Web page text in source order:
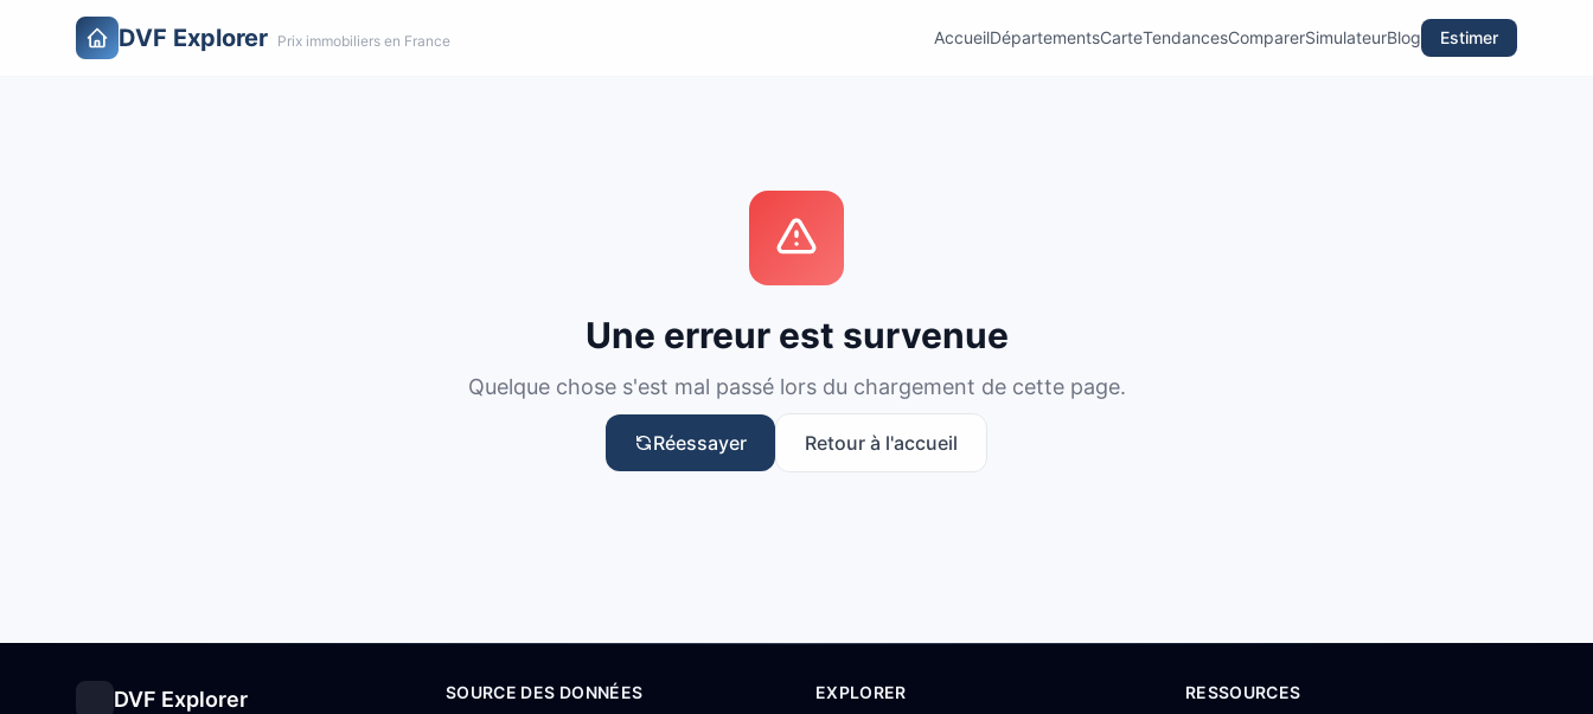
DVF Explorer Prix immobiliers en France AccueilDépartementsCarteTendancesComparerSimulateurBlog Estimer
Une erreur est survenue
Quelque chose s'est mal passé lors du chargement de cette page.
Réessayer Retour à l'accueil
DVF Explorer
SOURCE DES DONNÉES
EXPLORER
RESSOURCES